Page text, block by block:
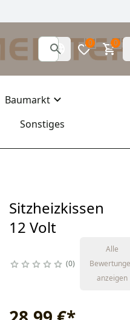
0 0
Baumarkt
Sonstiges
Sitzheizkissen
12 Volt
0
Alle
anzeigen